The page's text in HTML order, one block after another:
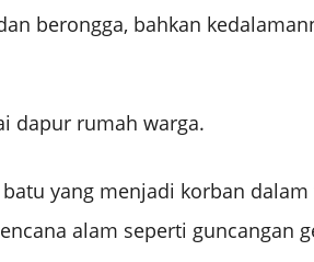
berongga, bahkan
dapur rumah warga.
yang menjadi korban
alam seperti guncangan